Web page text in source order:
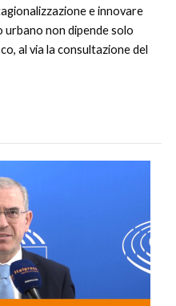
e innovare
non dipende solo
al via la consultazione del